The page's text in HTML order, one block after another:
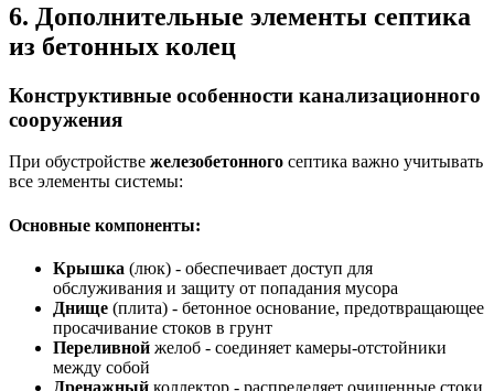
6. Дополнительные элементы септика
из бетонных колец
Конструктивные особенности канализационного
сооружения
При обустройстве железобетонного септика важно учитывать
все элементы системы:
Основные компоненты:
Крышка (люк) - обеспечивает доступ для
обслуживания и защиту от попадания мусора
Днище (плита) - бетонное основание, предотвращающее
просачивание стоков в грунт
Переливной желоб - соединяет камеры-отстойники
между собой
Дренажный коллектор - распределяет очищенные стоки